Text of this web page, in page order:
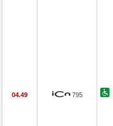
04.49 795